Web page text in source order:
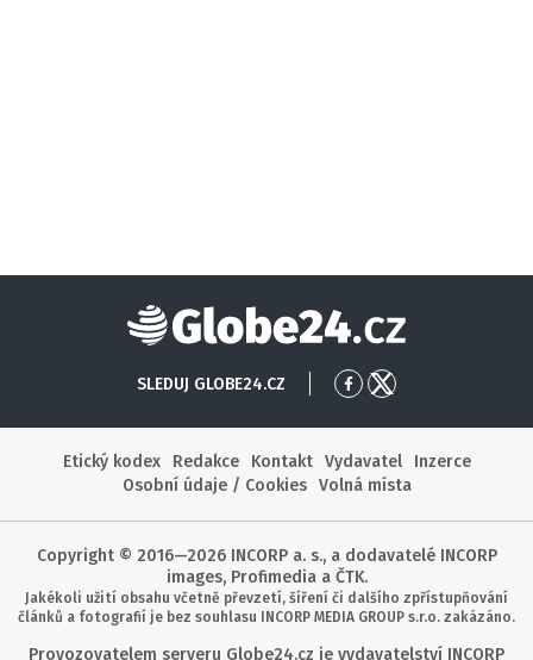
Globe24
SLEDUJ GLOBE24.CZ
Přejít
Facebook
Přejít
X
Etický kodex
Redakce Kontakt Vydavatel
Inzerce
Osobní údaje / Cookies
Volná místa
Copyright © 2016—2026 INCORP a. s., a dodavatelé INCORP
images, Profimedia a ČTK.
Jakékoli užití obsahu včetně převzetí, šíření či dalšího zpřístupňování
článků a fotografií je bez souhlasu INCORP MEDIA GROUP s.r.o. zakázáno.
Provozovatelem serveru Globe24.cz je vydavatelství INCORP